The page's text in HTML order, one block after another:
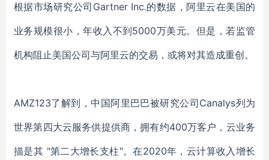
根据市场研究公司Gartner Inc.的数据，阿里云在美国的
业务规模很小，年收入不到5000万美元。但是，若监管
机构阻止美国公司与阿里云的交易，或将对其造成重创。
AMZ123了解到，中国阿里巴巴被研究公司Canalys列为
世界第四大云服务供提供商，拥有约400万客户，云业务
描是其 "第二大增长支柱"。在2020年，云计算收入增长